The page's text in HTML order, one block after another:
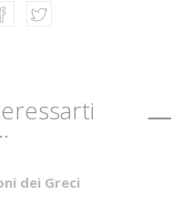
dei Greci